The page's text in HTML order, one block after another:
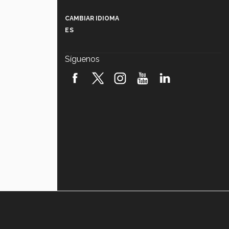
robótica FIRST 2026! (video)
CAMBIAR IDIOMA
ES
Síguenos